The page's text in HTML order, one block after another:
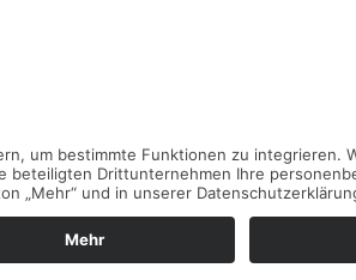
Impressum
Datenschutz
Cookie-Einstellungen